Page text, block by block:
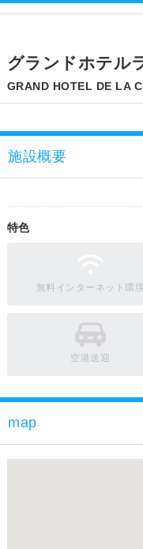
グランドホテル
GRAND HOTEL DE LA
施設概要
特色
無料インターネット環
空港送迎
map